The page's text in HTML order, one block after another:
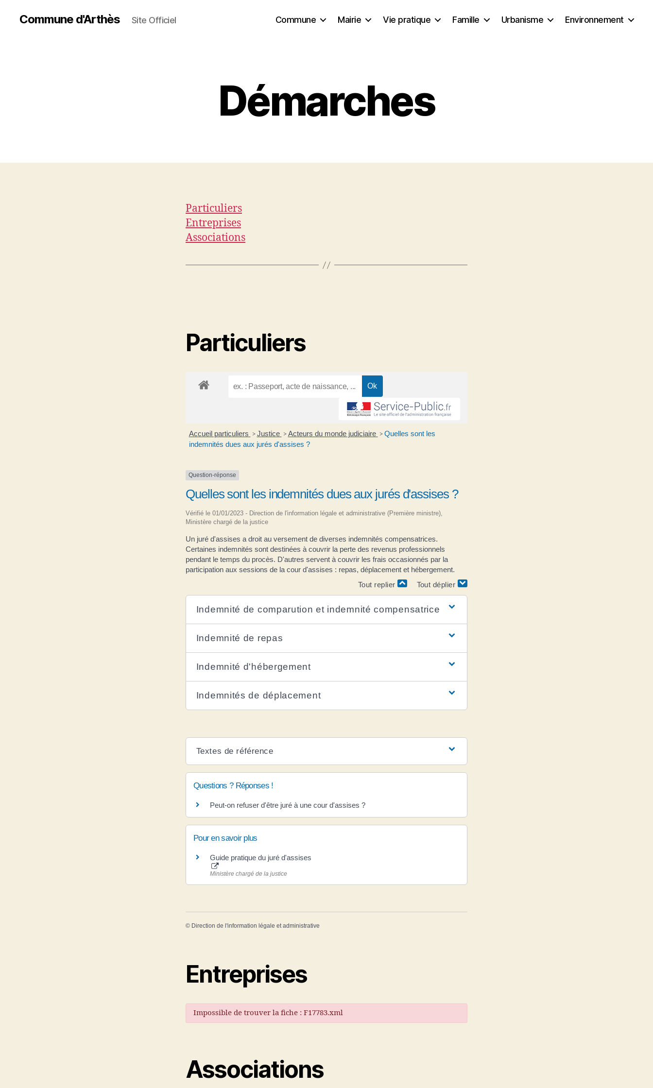
Commune d'Arthès Site Officiel Commune Mairie Vie pratique Famille Urbanisme Environnement
Démarches
Particuliers
Entreprises
Associations
Particuliers
Accueil particuliers > Justice > Acteurs du monde judiciaire > Quelles sont les
indemnités dues aux jurés d'assises ?
Question-réponse
Quelles sont les indemnités dues aux jurés d'assises ?
Vérifié le 01/01/2023 - Direction de l'information légale et administrative (Première ministre),
Ministère chargé de la justice
Un juré d'assises a droit au versement de diverses indemnités compensatrices.
Certaines indemnités sont destinées à couvrir la perte des revenus professionnels
pendant le temps du procès. D'autres servent à couvrir les frais occasionnés par la
participation aux sessions de la cour d'assises : repas, déplacement et hébergement.
Tout replier
Tout déplier
Indemnité de comparution et indemnité compensatrice
Indemnité de repas
Indemnité d'hébergement
Indemnités de déplacement
Textes de référence
Questions ? Réponses !
Peut-on refuser d'être juré à une cour d'assises ?
Pour en savoir plus
Guide pratique du juré d'assises
Ministère chargé de la justice
© Direction de l'information légale et administrative
Entreprises
Impossible de trouver la fiche : F17783.xml
Associations